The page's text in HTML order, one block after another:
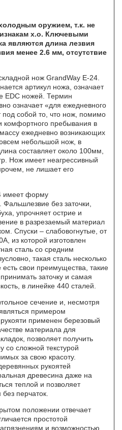
оружием, т.к. не
х.о. Ключевыми
являются длина лезвия
менее 2.6 мм, отсутствие
нож GrandWay E-24.
артикул ножа, означает
EDC ножей. Термин
означает «для ежедневного
собой то, что нож, помимо
комфортного пребывания в
ежедневно возникающих
небольшой нож, в
составляет около 100мм,
Нож имеет неагрессивный
не лишает его
имеет форму
без заточки,
упрочняет острие и
в разрезаемый материал
Спуски – слабовогнутые, от
из которой изготовлен
сталь со средним
такая сталь несколько
свои преимущества, такие
заточку и самая
в линейке 440 сталей.
сечение и, несмотря
примером
применен березовый
материала для
позволяет получить
со сложной текстурой
за свою красоту.
рукоятей
древесина даже на
теплой и позволяет
перчаток.
положении отвечает
простотой
и возможностью